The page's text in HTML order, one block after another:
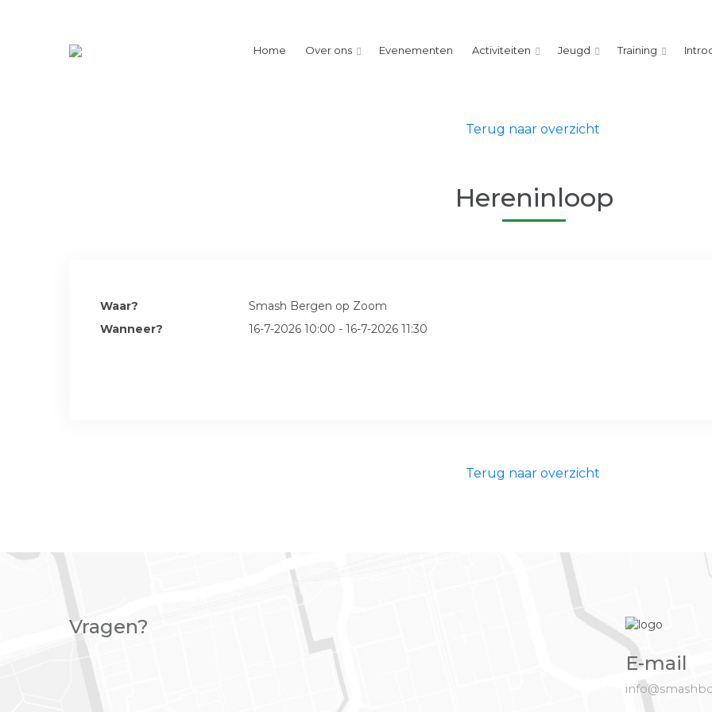
Home Over ons Evenementen Activiteiten Jeugd Training
Terug naar overzicht
Hereninloop
Waar?
Smash Bergen op Zoom
Wanneer?
16-7-2026 10:00 - 16-7-2026 11:30
Terug naar overzicht
Vragen?
E-mail